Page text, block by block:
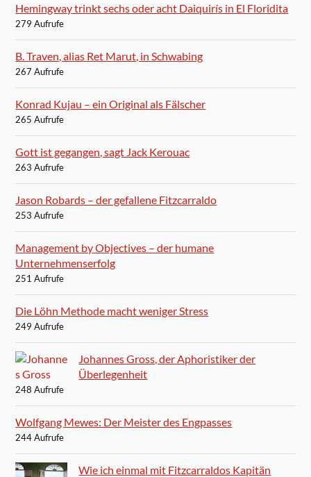
Hemingway trinkt sechs oder acht Daiquirís in El Floridita
279 Aufrufe
B. Traven, alias Ret Marut, in Schwabing
267 Aufrufe
Konrad Kujau – ein Original als Fälscher
265 Aufrufe
Gott ist gegangen, sagt Jack Kerouac
263 Aufrufe
Jason Robards – der gefallene Fitzcarraldo
253 Aufrufe
Management by Objectives – der humane
Unternehmenserfolg
251 Aufrufe
Die Löhn Methode macht weniger Stress
249 Aufrufe
Johannes Gross, der Aphoristiker der
Überlegenheit
248 Aufrufe
Wolfgang Mewes: Der Meister des Engpasses
244 Aufrufe
Wie ich einmal mit Fitzcarraldos Kapitän